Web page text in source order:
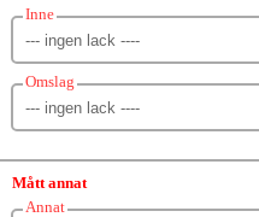
Inne
Omslag
Mått annat
Annat